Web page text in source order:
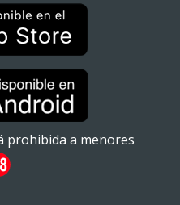
prohibida a menores